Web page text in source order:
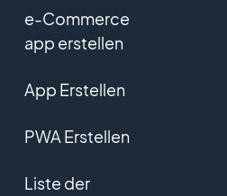
e-Commerce
app erstellen
App Erstellen
PWA Erstellen
Liste der